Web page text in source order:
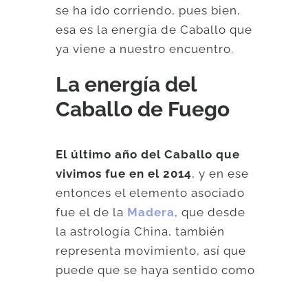
se ha ido corriendo, pues bien,
esa es la energía de Caballo que
ya viene a nuestro encuentro.
La energía del
Caballo de Fuego
El último año del Caballo que
vivimos fue en el 2014, y en ese
entonces el elemento asociado
fue el de la Madera, que desde
la astrología China, también
representa movimiento, así que
puede que se haya sentido como